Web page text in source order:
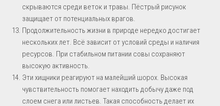
скрываются среди веток и травы. Пёстрый рисунок
защищает от потенциальных врагов.
Продолжительность жизни в природе нередко достигает
нескольких лет. Всё зависит от условий среды и наличия
ресурсов. При стабильном питании совы сохраняют
высокую активность.
Эти хищники реагируют на малейший шорох. Высокая
чувствительность помогает находить добычу даже под
слоем снега или листьев. Такая способность делает их